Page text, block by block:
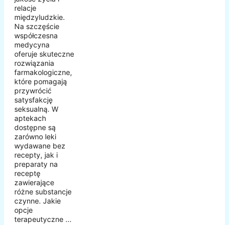
relacje
międzyludzkie.
Na szczęście
współczesna
medycyna
oferuje skuteczne
rozwiązania
farmakologiczne,
które pomagają
przywrócić
satysfakcję
seksualną. W
aptekach
dostępne są
zarówno leki
wydawane bez
recepty, jak i
preparaty na
receptę
zawierające
różne substancje
czynne. Jakie
opcje
terapeutyczne ...